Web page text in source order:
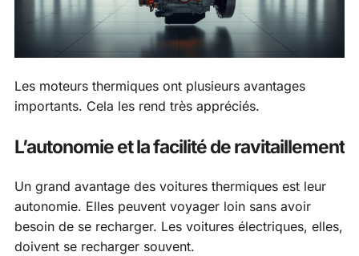
Les moteurs thermiques ont plusieurs avantages
importants. Cela les rend très appréciés.
L’autonomie et la facilité de ravitaillement
Un grand avantage des voitures thermiques est leur
autonomie. Elles peuvent voyager loin sans avoir
besoin de se recharger. Les voitures électriques, elles,
doivent se recharger souvent.